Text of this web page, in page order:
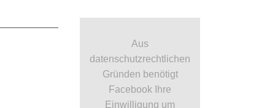
Aus
datenschutzrechtlichen
Gründen benötigt
Facebook Ihre
Einwilligung um